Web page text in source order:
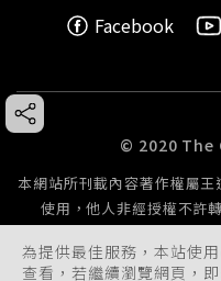
為提供最佳服務，本站使
查看，若繼續瀏覽網頁，
Facebook
© 2020 The
本網站所刊載內容著作權屬
使用，他人非經授權不許